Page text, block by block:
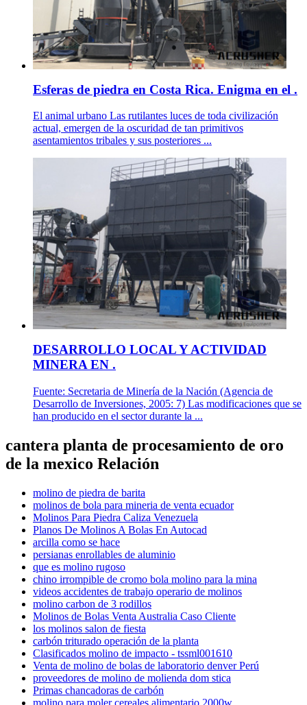
Esferas de piedra en Costa Rica. Enigma en el .
El animal urbano Las rutilantes luces de toda civilización
actual, emergen de la oscuridad de tan primitivos
asentamientos tribales y sus posteriores ...
DESARROLLO LOCAL Y ACTIVIDAD
MINERA EN .
Fuente: Secretaria de Minería de la Nación (Agencia de
Desarrollo de Inversiones, 2005: 7) Las modificaciones que se
han producido en el sector durante la ...
cantera planta de procesamiento de oro
de la mexico Relación
molino de piedra de barita
molinos de bola para mineria de venta ecuador
Molinos Para Piedra Caliza Venezuela
Planos De Molinos A Bolas En Autocad
arcilla como se hace
persianas enrollables de aluminio
que es molino rugoso
chino irrompible de cromo bola molino para la mina
videos accidentes de trabajo operario de molinos
molino carbon de 3 rodillos
Molinos de Bolas Venta Australia Caso Cliente
los molinos salon de fiesta
carbón triturado operación de la planta
Clasificados molino de impacto - tssml001610
Venta de molino de bolas de laboratorio denver Perú
proveedores de molino de molienda dom stica
Primas chancadoras de carbón
molino para moler cereales alimentario 2000w